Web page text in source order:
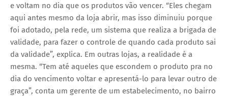
e voltam no dia que os produtos vão vencer. “Eles chegam
aqui antes mesmo da loja abrir, mas isso diminuiu porque
foi adotado, pela rede, um sistema que realiza a brigada de
validade, para fazer o controle de quando cada produto sai
da validade”, explica. Em outras lojas, a realidade é a
mesma. “Tem até aqueles que escondem o produto pra no
dia do vencimento voltar e apresentá-lo para levar outro de
graça”, conta um gerente de um estabelecimento, no bairro